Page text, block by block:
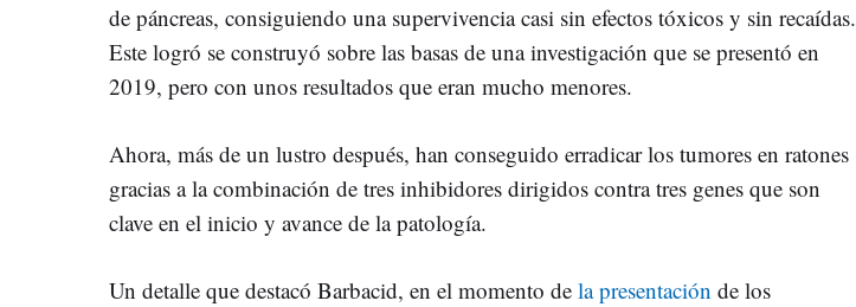
de páncreas, consiguiendo una supervivencia casi sin efectos tóxicos y sin recaídas.
Este logró se construyó sobre las basas de una investigación que se presentó en
2019, pero con unos resultados que eran mucho menores.
Ahora, más de un lustro después, han conseguido erradicar los tumores en ratones
gracias a la combinación de tres inhibidores dirigidos contra tres genes que son
clave en el inicio y avance de la patología.
Un detalle que destacó Barbacid, en el momento de la presentación de los